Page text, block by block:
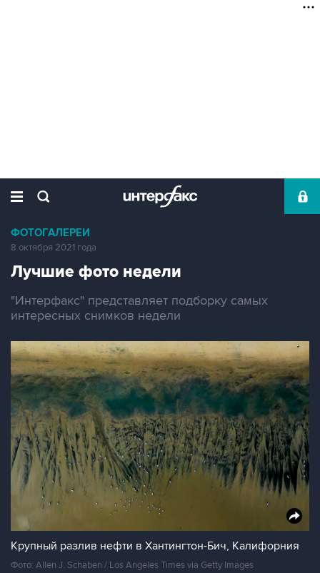
ФОТОГАЛЕРЕИ
8 октября 2021 года
Лучшие фото недели
"Интерфакс" представляет подборку самых
интересных снимков недели
Крупный разлив нефти в Хантингтон-Бич, Калифорния
Фото: Allen J. Schaben / Los Angeles Times via Getty Images